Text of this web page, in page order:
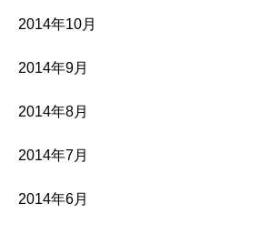
2014年10月
2014年9月
2014年8月
2014年7月
2014年6月